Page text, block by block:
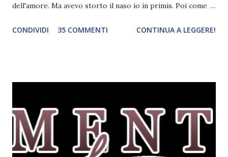
dell'amore. Ma avevo storto il naso io in primis. Poi come
più difficili e fare decidere a voi lettori tra storie d'amore
Dunque qual è questo tema, vi starete chiedendo. Il tema di
febbraio è libri ispirati alle favole! Che ve ne pare? Io avrei
un po' di titoli in wishlist ^^ Non avendo letto nessun libro
CONDIVIDI 35 COMMENTI CONTINUA A LEGGERE!